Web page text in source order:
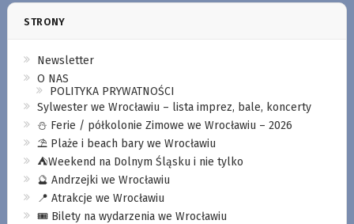
STRONY
Newsletter
O NAS
POLITYKA PRYWATNOŚCI
Sylwester we Wrocławiu – lista imprez, bale, koncerty
⛄️ Ferie / półkolonie Zimowe we Wrocławiu – 2026
⛱️ Plaże i beach bary we Wrocławiu
⛺️Weekend na Dolnym Śląsku i nie tylko
🔮 Andrzejki we Wrocławiu
📍 Atrakcje we Wrocławiu
🎟️ Bilety na wydarzenia we Wrocławiu